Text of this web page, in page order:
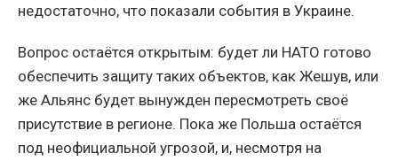
недостаточно, что показали события в Украине.
Вопрос остаётся открытым: будет ли НАТО готово
обеспечить защиту таких объектов, как Жешув, или
же Альянс будет вынужден пересмотреть своё
присутствие в регионе. Пока же Польша остаётся
под неофициальной угрозой, и, несмотря на